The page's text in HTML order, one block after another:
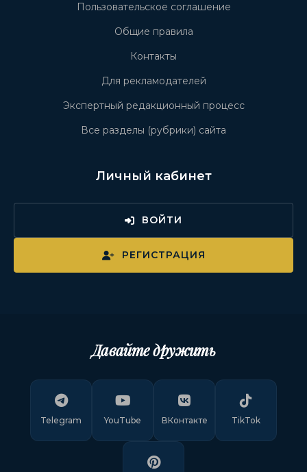
Пользовательское соглашение
Общие правила
Контакты
Для рекламодателей
Экспертный редакционный процесс
Все разделы (рубрики) сайта
Личный кабинет
ВОЙТИ
РЕГИСТРАЦИЯ
Давайте дружить
Telegram YouTube ВКонтакте TikTok